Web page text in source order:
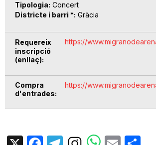
Tipologia Concert
Districte i barri * Gràcia
Requereix
inscripció
(enllaç)
https://
Compra
d'entrades
https://